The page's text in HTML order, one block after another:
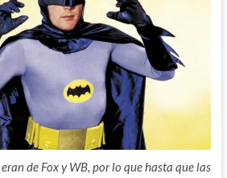
de Fox y WB, por lo que hasta que las